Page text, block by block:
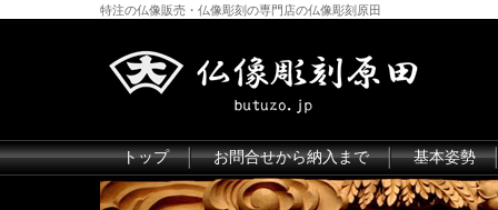
特注の仏像販売・仏像彫刻の専門店の仏像彫刻原田
トップ お問合せから納入まで 基本姿勢